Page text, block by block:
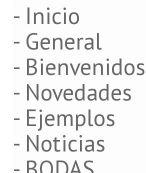
- Inicio
- General
- Bienvenidos
- Novedades
- Ejemplos
- Noticias